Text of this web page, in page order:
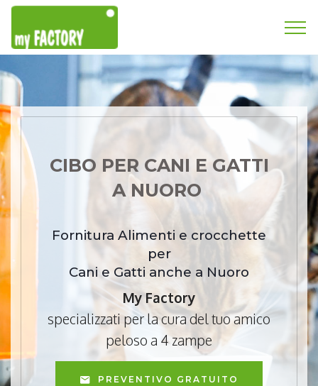
CIBO PER CANI E GATTI
A NUORO
Fornitura Alimenti e crocchette
per
Cani e Gatti anche a Nuoro
My Factory
specializzati per la cura del tuo amico
peloso a 4 zampe
PREVENTIVO GRATUITO